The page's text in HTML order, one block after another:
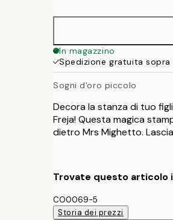
In magazzino
Spedizione gratuita
Sogni d'oro piccolo
Decora la stanza di tuo
Freja! Questa magica
dietro Mrs Mighetto.
Trovate questo articolo
CO0069-5
Storia dei prezzi